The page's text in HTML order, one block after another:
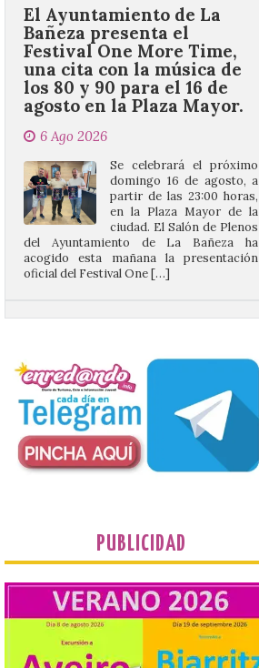
una cita con la música de
los 80 y 90 para el 16 de
agosto en la Plaza Mayor.
6 Ago 2026
Se celebrará el próximo
ciudad. El Salón de Plenos
del Ayuntamiento de La Bañeza ha
acogido esta mañana la presentación
oficial del Festival One […]
“Mirar un eclipse sin
La retinopatía solar puede
provocar pérdida de
visión central, manchas en
el campo visual y
alteraciones en la
percepción de formas y colores. El
La décimo séptima
fotografía León de…viaje
nos llega desde la
carretera CL 626 con
motivo de la marcha en
defensa de FEVE
PUBLICIDAD